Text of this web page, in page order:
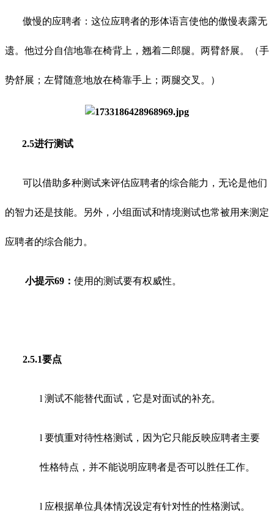
傲慢的应聘者：这位应聘者的形体语言使他的傲慢表露无
遗。他过分自信地靠在椅背上，翘着二郎腿。两臂舒展。（手
势舒展；左臂随意地放在椅靠手上；两腿交叉。）
2.5进行测试
可以借助多种测试来评估应聘者的综合能力，无论是他们
的智力还是技能。另外，小组面试和情境测试也常被用来测定
应聘者的综合能力。
小提示69： 使用的测试要有权威性。
2.5.1要点
l 测试不能替代面试，它是对面试的补充。
l 要慎重对待性格测试，因为它只能反映应聘者主要
性格特点，并不能说明应聘者是否可以胜任工作。
l 应根据单位具体情况设定有针对性的性格测试。